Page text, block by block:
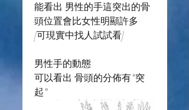
能看出 男性的手這突出的骨
頭位置會比女性明顯許多
[可現實中找人試試看]
男性手的動態
可以看出 骨頭的分佈有"突
起"